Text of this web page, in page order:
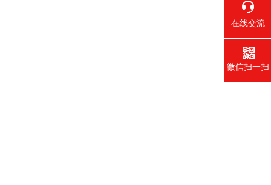
在线交流
微信扫一扫